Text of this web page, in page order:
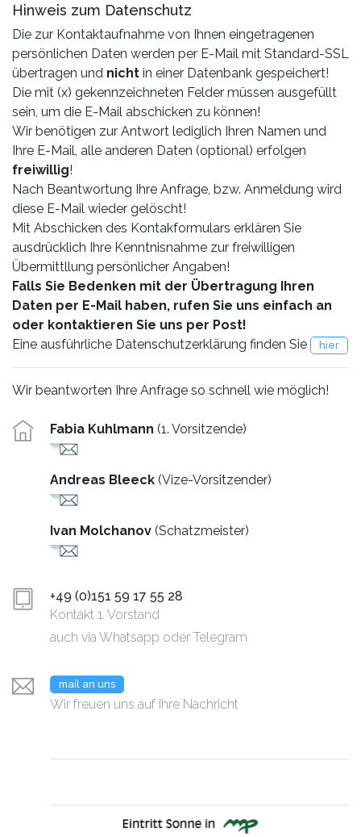
Hinweis zum Datenschutz
Die zur Kontaktaufnahme von Ihnen eingetragenen
persönlichen Daten werden per E-Mail mit Standard-SSL
übertragen und nicht in einer Datenbank gespeichert!
Die mit (x) gekennzeichneten Felder müssen ausgefüllt
sein, um die E-Mail abschicken zu können!
Wir benötigen zur Antwort lediglich Ihren Namen und
Ihre E-Mail, alle anderen Daten (optional) erfolgen
freiwillig!
Nach Beantwortung Ihre Anfrage, bzw. Anmeldung wird
diese E-Mail wieder gelöscht!
Mit Abschicken des Kontakformulars erklären Sie
ausdrücklich Ihre Kenntnisnahme zur freiwilligen
Übermittllung persönlicher Angaben!
Falls Sie Bedenken mit der Übertragung Ihren
Daten per E-Mail haben, rufen Sie uns einfach an
oder kontaktieren Sie uns per Post!
Eine ausführliche Datenschutzerklärung finden Sie
hier
Wir beantworten Ihre Anfrage so schnell wie möglich!
Fabia Kuhlmann (1. Vorsitzende)
Andreas Bleeck (Vize-Vorsitzender)
Ivan Molchanov (Schatzmeister)
+49 (0)151 59 17 55 28
Kontakt 1. Vorstand
auch via Whatsapp oder Telegram
mail an uns
Wir freuen uns auf Ihre Nachricht